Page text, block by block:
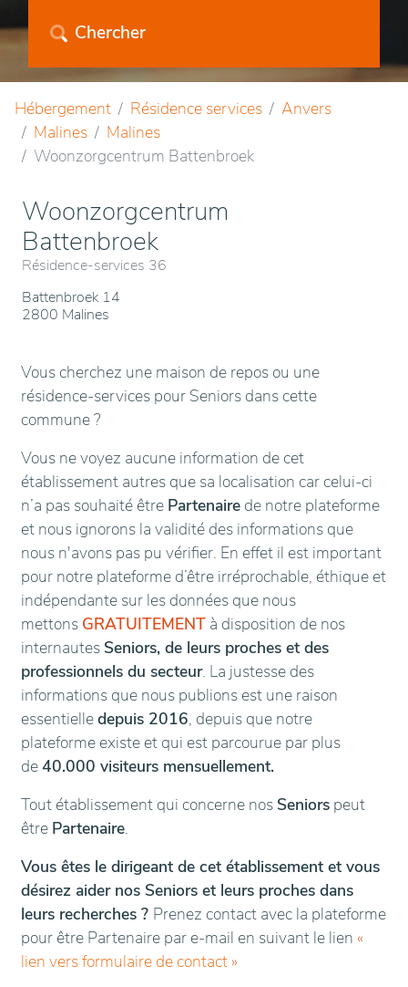
Chercher
Hébergement Résidence services
Anvers
Malines
Malines
Woonzorgcentrum Battenbroek
Woonzorgcentrum
Battenbroek
Résidence-services 36
Battenbroek 14
2800 Malines
Vous cherchez une maison de repos ou une
résidence-services pour Seniors dans cette
commune ?
Vous ne voyez aucune information de cet
établissement autres que sa localisation car celui-ci
n’a pas souhaité être Partenaire de notre plateforme
et nous ignorons la validité des informations que
nous n'avons pas pu vérifier. En effet il est important
pour notre plateforme d’être irréprochable, éthique et
indépendante sur les données que nous
mettons GRATUITEMENT à disposition de nos
internautes Seniors, de leurs proches et des
professionnels du secteur. La justesse des
informations que nous publions est une raison
essentielledepuis 2016, depuis que notre
plateforme existe et qui est parcourue par plus
de40.000 visiteurs mensuellement.
Tout établissement qui concerne nos Seniors peut
être Partenaire.
Vous êtes le dirigeant de cet établissement et vous
désirez aider nos Seniors et leurs proches dans
leurs recherches ? Prenez contact avec la plateforme
pour être Partenaire par e-mail en suivant le lien «
lien vers formulaire de contact »